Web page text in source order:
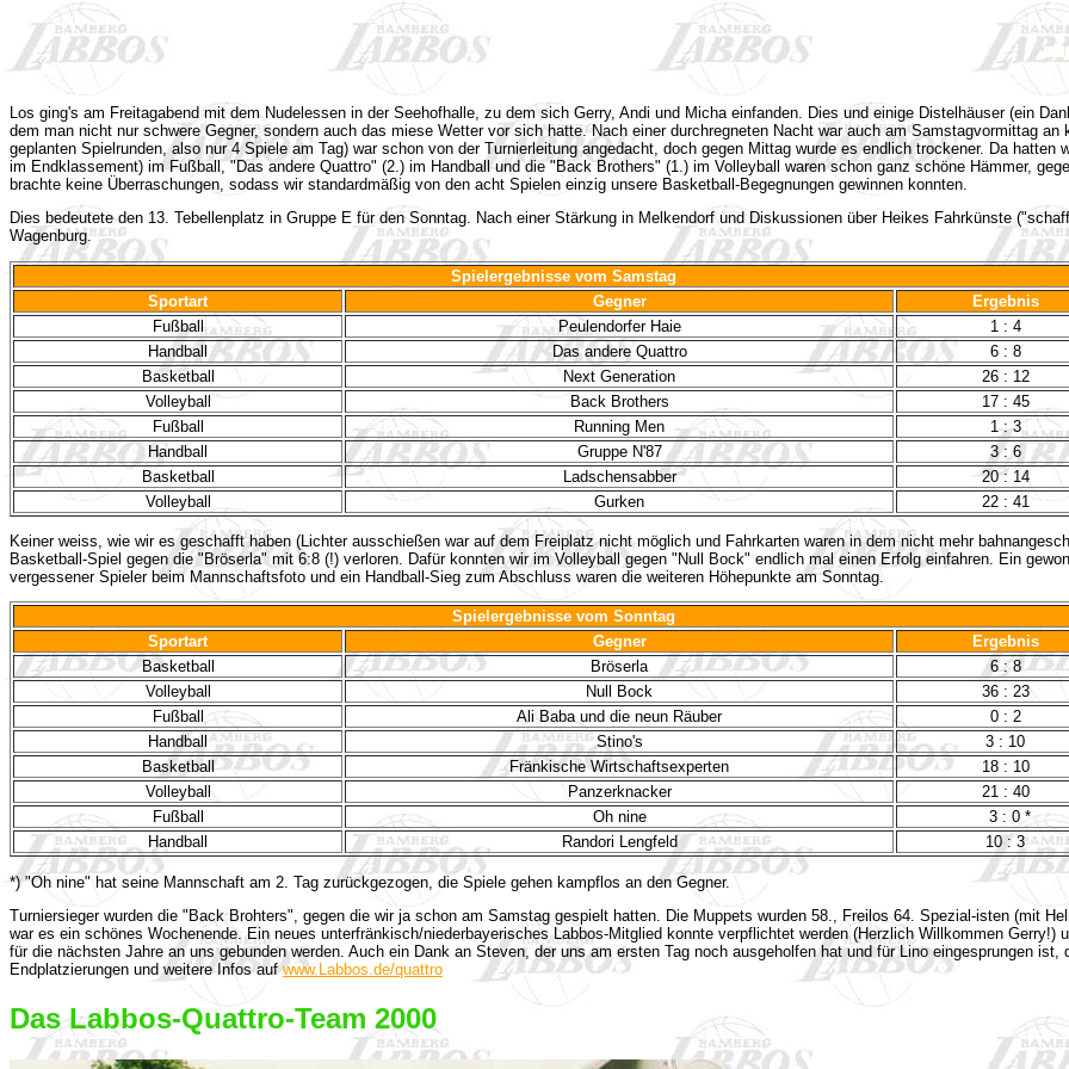
Los ging's am Freitagabend mit dem Nudelessen in der Seehofhalle, zu dem sich Gerry, Andi und Micha einfanden. Dies und einige Distelhäuser (ein
dem man nicht nur schwere Gegner, sondern auch das miese Wetter vor sich hatte. Nach einer durchregneten Nacht war auch am Samstagvormittag
geplanten Spielrunden, also nur 4 Spiele am Tag) war schon von der Turnierleitung angedacht, doch gegen Mittag wurde es endlich trockener. Da
im Endklassement) im Fußball, "Das andere Quattro" (2.) im Handball und die "Back Brothers" (1.) im Volleyball waren schon ganz schöne Hämmer,
brachte keine Überraschungen, sodass wir standardmäßig von den acht Spielen einzig unsere Basketball-Begegnungen gewinnen konnten.
Dies bedeutete den 13. Tebellenplatz in Gruppe E für den Sonntag. Nach einer Stärkung in Melkendorf und Diskussionen über Heikes Fahrkünste
Wagenburg.
Spielergebnisse vom Samstag
Sportart
Gegner
Ergebnis
Fußball
Peulendorfer Haie
1 : 4
Handball
Das andere Quattro
6 : 8
Basketball
Next Generation
26 : 12
Volleyball
Back Brothers
17 : 45
Fußball
Running Men
1 : 3
Handball
Gruppe N'87
3 : 6
Basketball
Ladschensabber
20 : 14
Volleyball
Gurken 22 : 41
Keiner weiss, wie wir es geschafft haben (Lichter ausschießen war auf dem Freiplatz nicht möglich und Fahrkarten waren in dem nicht mehr
Basketball-Spiel gegen die "Bröserla" mit 6:8 (!) verloren. Dafür konnten wir im Volleyball gegen "Null Bock" endlich mal einen Erfolg einfahren. Ein
vergessener Spieler beim Mannschaftsfoto und ein Handball-Sieg zum Abschluss waren die weiteren Höhepunkte am Sonntag.
Spielergebnisse vom Sonntag
Sportart
Gegner
Ergebnis
Basketball
Bröserla
6 : 8
Volleyball
Null Bock
36 : 23
Fußball
Ali Baba und die neun Räuber
0 : 2
Handball
Stino's
3 : 10
Basketball
Fränkische Wirtschaftsexperten
18 : 10
Volleyball
Panzerknacker
21 : 40
Fußball
Oh nine
3 : 0 *
Handball
Randori Lengfeld 10 : 3
*) "Oh nine" hat seine Mannschaft am 2. Tag zurückgezogen, die Spiele gehen kampflos an den Gegner.
Turniersieger wurden die "Back Brohters", gegen die wir ja schon am Samstag gespielt hatten. Die Muppets wurden 58., Freilos 64. Spezial-isten (mit
war es ein schönes Wochenende. Ein neues unterfränkisch/niederbayerisches Labbos-Mitglied konnte verpflichtet werden (Herzlich Willkommen
für die nächsten Jahre an uns gebunden werden. Auch ein Dank an Steven, der uns am ersten Tag noch ausgeholfen hat und für Lino eingesprungen
Endplatzierungen und weitere Infos aufwww.Labbos.de/quattro
Das Labbos-Quattro-Team 2000